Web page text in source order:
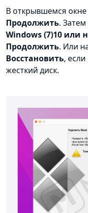
В открывшемся
Продолжить.
Windows (7)10 или
Продолжить. Или
Восстановить,
жесткий диск.